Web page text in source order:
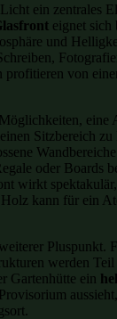
ein zentrales
eignet sich
und
profitieren von
eine
Sitzbereich
oder Boards
wirkt
kann für ein
Pluspunkt.
werden Teil
Gartenhütte ein